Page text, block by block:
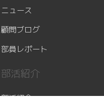
ニュース
顧問ブログ
部員レポート
部活紹介
部活紹介